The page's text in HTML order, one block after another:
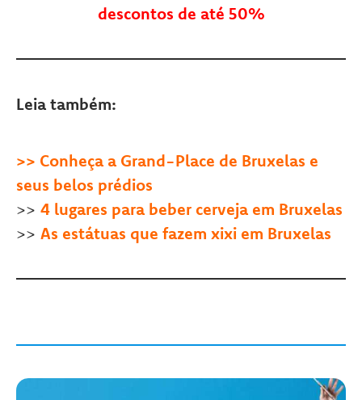
descontos de até 50%
Leia também:
>> Conheça a Grand-Place de Bruxelas e
seus belos prédios
>> 4 lugares para beber cerveja em Bruxelas
>> As estátuas que fazem xixi em Bruxelas